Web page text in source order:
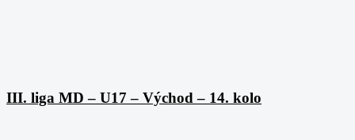
III. liga MD – U17 – Východ – 14. kolo